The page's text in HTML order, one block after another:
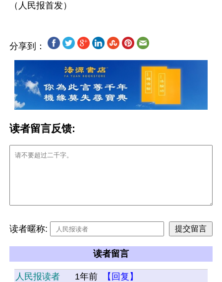
分享到：
读者留言反馈:
读者暱称:
读者留言
人民报读者 1年前
【回复】